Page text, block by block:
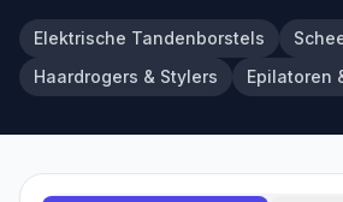
Elektrische Tandenborstels
Haardrogers & Stylers
Epilatoren